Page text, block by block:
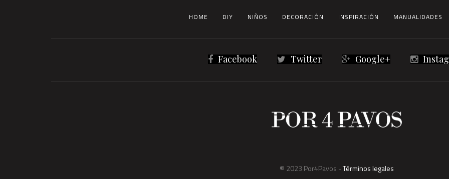
HOME DIY NIÑOS DECORACIÓN INSPIRACIÓN MANUALIDADES
Facebook Twitter Google+
® 2023 Por4Pavos -Términos legales